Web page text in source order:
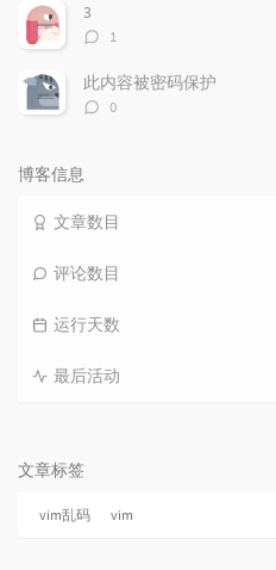
3
评
数：
1
此内容被密码保护
评
0
博客信息
文章数目
评论数目
运行天数
最后活动
文章标签
vim乱码 vim